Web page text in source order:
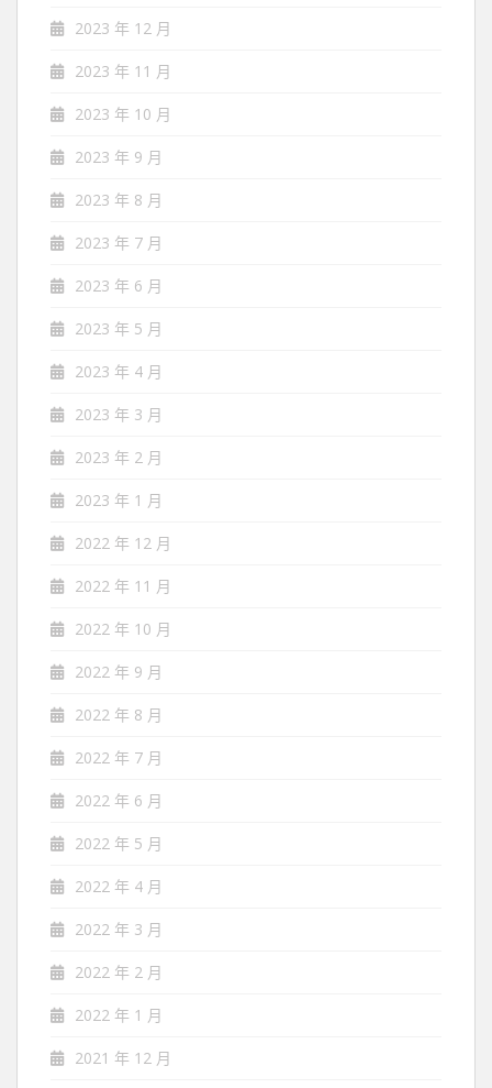
2023 年 12 月
2023 年 11 月
2023 年 10 月
2023 年 9 月
2023 年 8 月
2023 年 7 月
2023 年 6 月
2023 年 5 月
2023 年 4 月
2023 年 3 月
2023 年 2 月
2023 年 1 月
2022 年 12 月
2022 年 11 月
2022 年 10 月
2022 年 9 月
2022 年 8 月
2022 年 7 月
2022 年 6 月
2022 年 5 月
2022 年 4 月
2022 年 3 月
2022 年 2 月
2022 年 1 月
2021 年 12 月